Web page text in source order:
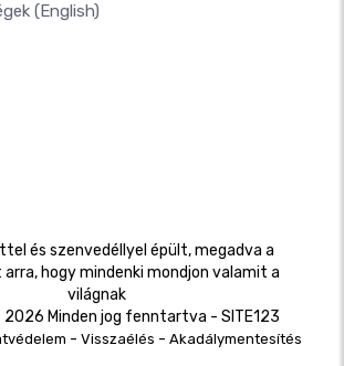
(English)
és szenvedéllyel épült, megadva a
hogy mindenki mondjon valamit a
világnak
Minden jog fenntartva - SITE123
- Visszaélés - Akadálymentesítés